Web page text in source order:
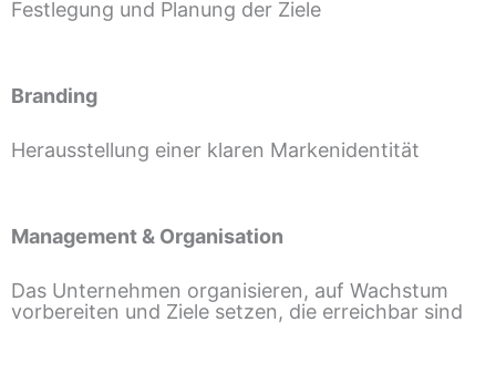
Festlegung und Planung der Ziele
Branding
Herausstellung einer klaren Markenidentität
Management & Organisation
Das Unternehmen organisieren, auf Wachstum
vorbereiten und Ziele setzen, die erreichbar sind